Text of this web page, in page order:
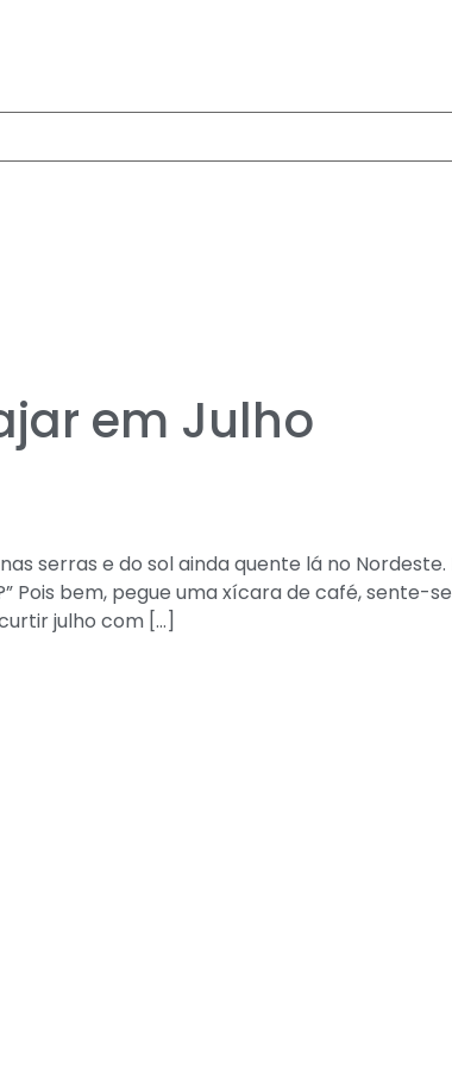
em Julho
serras e do sol ainda quente lá no
Pois bem, pegue uma xícara de café,
julho com […]